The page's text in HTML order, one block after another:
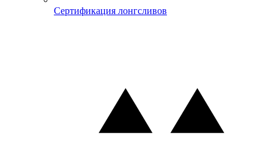
Сертификация лонгсливов